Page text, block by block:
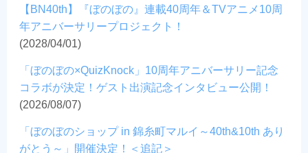
【BN40th】『ぼのぼの』連載40周年＆TVアニメ10周
年アニバーサリープロジェクト！
(2028/04/01)
「ぼのぼの×QuizKnock」10周年アニバーサリー記念
コラボが決定！ゲスト出演記念インタビュー公開！
(2026/08/07)
「ぼのぼのショップ in 錦糸町マルイ～40th&10th あり
がとう～」開催決定！＜追記＞